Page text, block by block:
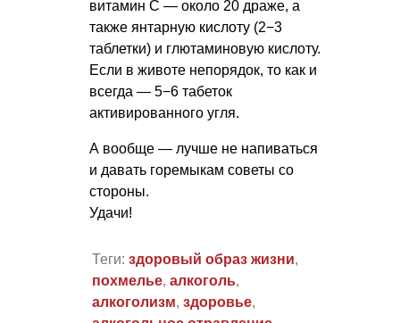
витамин С — около 20 драже, а
также янтарную кислоту (2−3
таблетки) и глютаминовую кислоту.
Если в животе непорядок, то как и
всегда — 5−6 табеток
активированного угля.
А вообще — лучше не напиваться
и давать горемыкам советы со
стороны.
Удачи!
Теги: здоровый образ жизни,
похмелье, алкоголь,
алкоголизм, здоровье,